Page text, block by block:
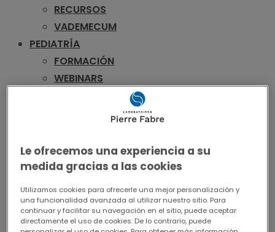
RECURSOS
VADEMECUM
PEDIATRÍA
FORMACIÓN
WEBINARS
VADEMECUM
FORMACIÓN
PUBLICACIONES
RECURSOS
VADEMECUM
Le ofrecemos una experiencia a su
medida gracias a las cookies
Utilizamos cookies para ofrecerle una mejor personalización y
una funcionalidad avanzada al utilizar nuestro sitio. Para
continuar y facilitar su navegación en el sitio, puede aceptar
directamente el uso de cookies. De lo contrario, puede